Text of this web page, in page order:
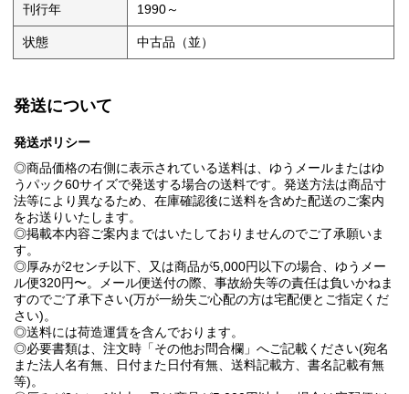
刊行年 1990～
状態 中古品（並）
発送について
発送ポリシー
◎商品価格の右側に表示されている送料は、ゆうメールまたはゆ
うパック60サイズで発送する場合の送料です。発送方法は商品寸
法等により異なるため、在庫確認後に送料を含めた配送のご案内
をお送りいたします。
◎掲載本内容ご案内まではいたしておりませんのでご了承願いま
す。
◎厚みが2センチ以下、又は商品が5,000円以下の場合、ゆうメー
ル便320円〜。メール便送付の際、事故紛失等の責任は負いかねま
すのでご了承下さい(万が一紛失ご心配の方は宅配便とご指定くだ
さい)。
◎送料には荷造運賃を含んでおります。
◎必要書類は、注文時「その他お問合欄」へご記載ください(宛名
また法人名有無、日付また日付有無、送料記載方、書名記載有無
等)。